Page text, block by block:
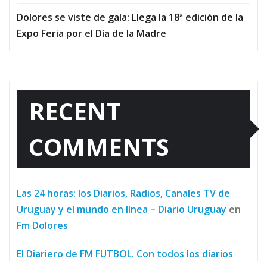
Dolores se viste de gala: Llega la 18ª edición de la
Expo Feria por el Día de la Madre
RECENT
COMMENTS
Las 24 horas: los Diarios, Radios, Canales TV de
Uruguay y el mundo en línea – Diario Uruguay en
Fm Dolores
El Diariero de FM FUTBOL. Con todos los diarios